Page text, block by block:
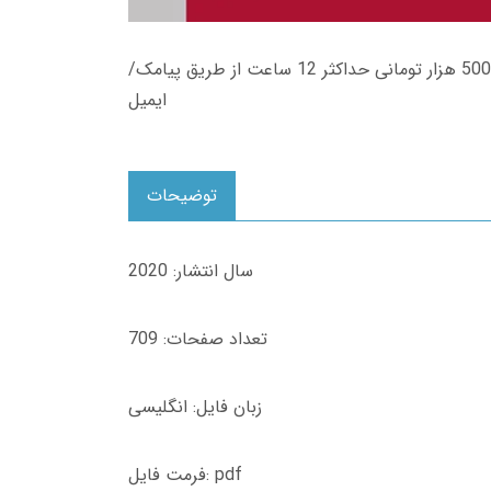
زمان تحویل کتاب های 600 هزار تومانی دانلود فوری از حساب کاربری می باشد، و زمان تحویل لینک دانلود کتاب های 500 هزار تومانی حداکثر 12 ساعت از طریق پیامک/
ایمیل
توضیحات
سال انتشار: 2020
تعداد صفحات: 709
زبان فایل: انگلیسی
فرمت فایل: pdf